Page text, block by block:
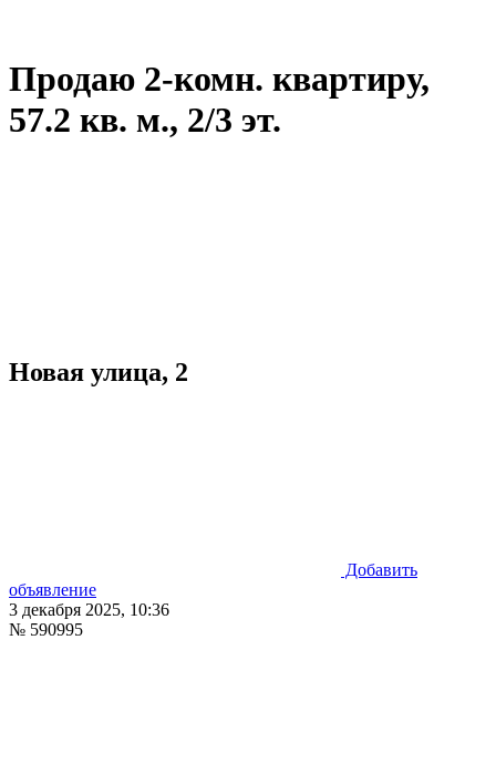
Продаю 2-комн. квартиру,
57.2 кв. м., 2/3 эт.
Новая улица, 2
Добавить
объявление
3 декабря 2025, 10:36
№ 590995